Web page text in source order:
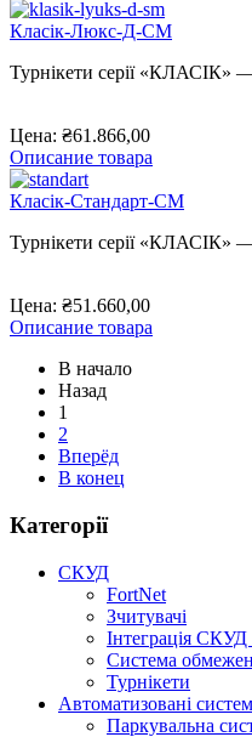
Класік-Люкс-Д-СМ
Турнікети серії «КЛАСІК»
Цена: ₴61.866,00
Описание товара
Класік-Стандарт-CM
Турнікети серії «КЛАСІК»
Цена: ₴51.660,00
Описание товара
В начало
Назад
1
2
Вперёд
В конец
Категорії
СКУД
FortNet
Зчитувачі
Інтеграція
Система
Турнікети
Автоматизовані
Паркувальна